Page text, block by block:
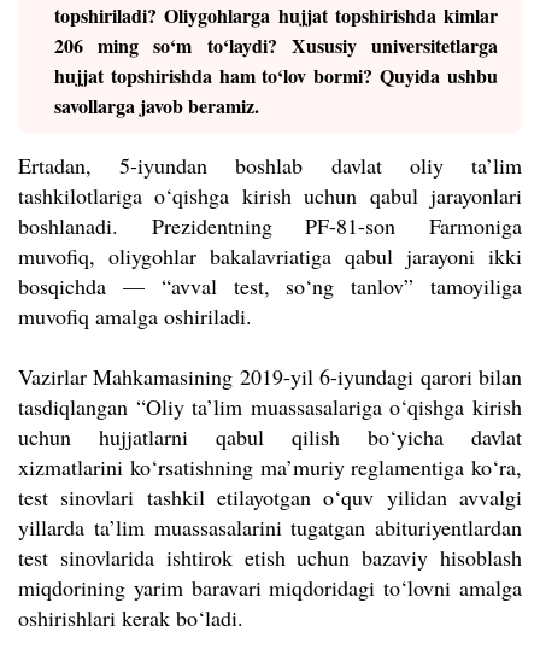
topshiriladi? Oliygohlarga hujjat topshirishda kimlar
206 ming so‘m to‘laydi? Xususiy universitetlarga
hujjat topshirishda ham to‘lov bormi? Quyida ushbu
savollarga javob beramiz.
Ertadan, 5-iyundan boshlab davlat oliy ta’lim
tashkilotlariga o‘qishga kirish uchun qabul jarayonlari
boshlanadi. Prezidentning PF-81-son Farmoniga
muvofiq, oliygohlar bakalavriatiga qabul jarayoni ikki
bosqichda — “avval test, so‘ng tanlov” tamoyiliga
muvofiq amalga oshiriladi.
Vazirlar Mahkamasining 2019-yil 6-iyundagi qarori bilan
tasdiqlangan “Oliy ta’lim muassasalariga o‘qishga kirish
uchun hujjatlarni qabul qilish bo‘yicha davlat
xizmatlarini ko‘rsatishning ma’muriy reglamentiga ko‘ra,
test sinovlari tashkil etilayotgan o‘quv yilidan avvalgi
yillarda ta’lim muassasalarini tugatgan abituriyentlardan
test sinovlarida ishtirok etish uchun bazaviy hisoblash
miqdorining yarim baravari miqdoridagi to‘lovni amalga
oshirishlari kerak bo‘ladi.